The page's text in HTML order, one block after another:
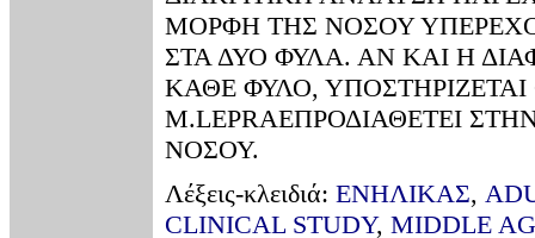
ΜΟΡΦΗ ΤΗΣ ΝΟΣΟΥ
ΣΤΑ ΔΥΟ ΦΥΛΑ. ΑΝ ΚΑΙ Η
ΚΑΘΕ ΦΥΛΟ,
M.LEPRAEΠΡΟΔΙΑΘΕΤΕΙ
ΝΟΣΟΥ.
Λέξεις-κλειδιά: ΕΝΗΛΙΚΑΣ,
CLINICAL STUDY, MIDDLE